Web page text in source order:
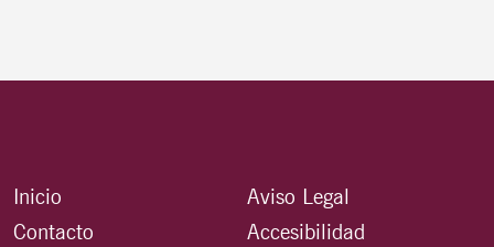
Inicio
Contacto
Aviso Legal
Accesibilidad